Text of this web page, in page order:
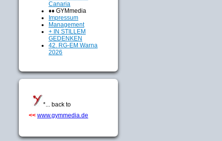
Canaria
♦♦ GYMmedia
Impressum
Management
+ IN STILLEM
GEDENKEN
42. RG-EM Warna
2026
*... back to
<< www.gymmedia.de